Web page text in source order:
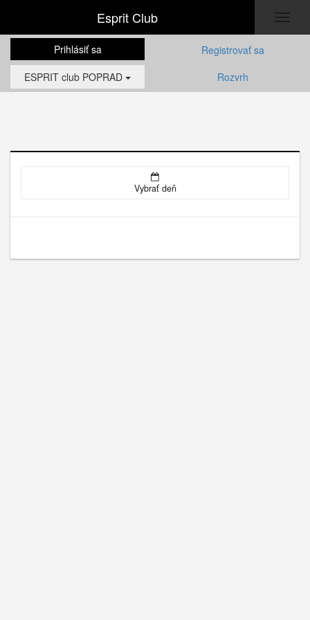
Esprit Club
Prihlásiť sa
Registrovať sa
ESPRIT club POPRAD
Rozvrh
Vybrať deň